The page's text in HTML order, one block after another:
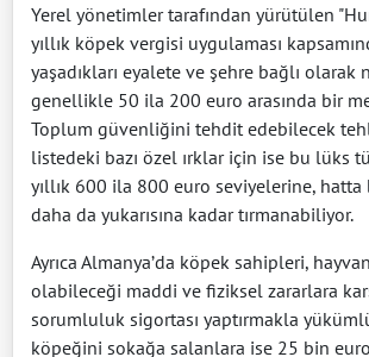
Yerel yönetimler tarafından yürütülen
yıllık köpek vergisi uygulaması
yaşadıkları eyalete ve şehre bağlı olarak
genellikle 50 ila 200 euro arasında bir
Toplum güvenliğini tehdit edebilecek
listedeki bazı özel ırklar için ise bu lüks
yıllık 600 ila 800 euro seviyelerine, hatta
daha da yukarısına kadar tırmanabiliyor.
Ayrıca Almanya’da köpek sahipleri,
olabileceği maddi ve fiziksel zararlara
sorumluluk sigortası yaptırmakla
köpeğini sokağa salanlara ise 25 bin